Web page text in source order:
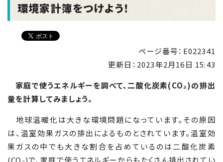
環境家計簿をつけよう！
ページ番号：E022341
更新日： 2023年2月16日 15:43
家庭で使うエネルギーを調べて、二酸化炭素(CO₂)の排出
量を計算してみましょう。
地球温暖化は大きな環境問題になっています。その原因
は、温室効果ガスの排出によるものとされています。温室効
果ガスの中でも大きな割合を占めているのは二酸化炭素
(CO₂)で、家庭で使うエネルギーからもたくさん排出されてい